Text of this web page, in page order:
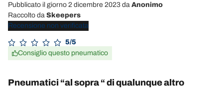
Pubblicato il giorno 2 dicembre 2023 da Anonimo
Raccolto da Skeepers
Recensione non verificata
5/5
Consiglio questo pneumatico
Pneumatici “al sopra “ di qualunque altro